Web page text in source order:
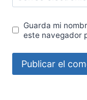
Guarda mi
este navegador